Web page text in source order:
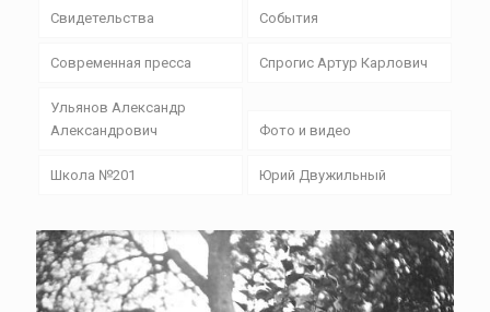
Свидетельства События
Современная пресса Спрогис Артур Карлович
Ульянов Александр
Александрович
Фото и видео
Школа №201 Юрий Двужильный